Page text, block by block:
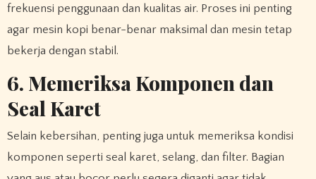
frekuensi penggunaan dan kualitas air. Proses ini penting
agar mesin kopi benar-benar maksimal dan mesin tetap
bekerja dengan stabil.
6. Memeriksa Komponen dan
Seal Karet
Selain kebersihan, penting juga untuk memeriksa kondisi
komponen seperti seal karet, selang, dan filter. Bagian